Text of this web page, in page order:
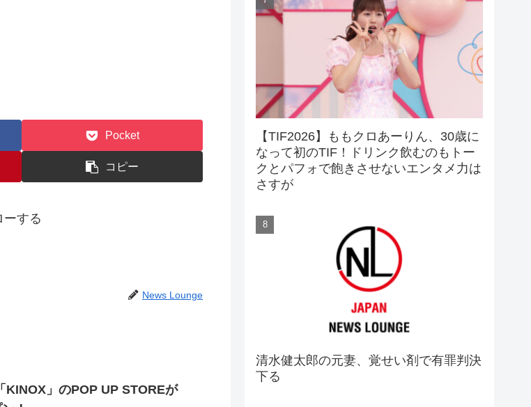
Pocket
コピー
ーする
News Lounge
KINOX」のPOP UP STOREが
【TIF2026】ももクロあーりん、30歳に
なって初のTIF！ドリンク飲むのもトー
クとパフォで飽きさせないエンタメ力は
さすが
清水健太郎の元妻、覚せい剤で有罪判決
下る